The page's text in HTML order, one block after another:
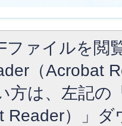
ファイルを閲
（Acrobat
方は、左記の
Reader）」